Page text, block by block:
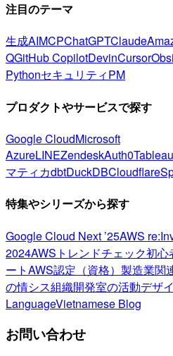
注目のテーマ
生成AIMCPChatGPTClaude
QGitHub CopilotDevinCursor
PythonセキュリティPM
プロダクトやサービスで探す
Google CloudMicrosoft
AzureLINEZendeskAuth0Tableau
マティカdbtDuckDBCloudflare
特集やシリーズから探す
Google Cloud Next ’25AWS
2024AWSトレンドチェック初心
ートAWS認定（資格） 製造業関
の情シス組織開発室の活動デザ
LanguageVietnamese Blog
お問い合わせ